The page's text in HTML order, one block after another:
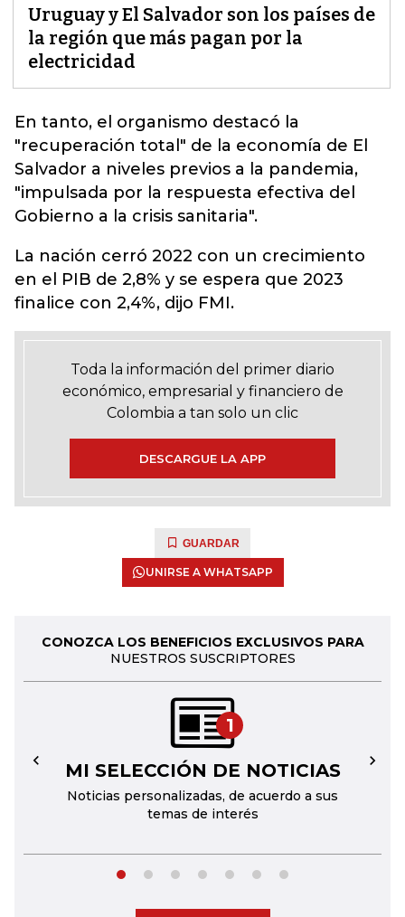
Uruguay y El Salvador son los países de
la región que más pagan por la
electricidad
En tanto, el organismo destacó la
"recuperación total" de la economía de El
Salvador a niveles previos a la pandemia,
"impulsada por la respuesta efectiva del
Gobierno a la crisis sanitaria".
La nación cerró 2022 con un crecimiento
en el PIB de 2,8% y se espera que 2023
finalice con 2,4%, dijo FMI.
Toda la información del primer diario
económico, empresarial y financiero de
Colombia a tan solo un clic
DESCARGUE LA APP
GUARDAR
UNIRSE A WHATSAPP
CONOZCA LOS BENEFICIOS EXCLUSIVOS PARA
NUESTROS SUSCRIPTORES
1
MI SELECCIÓN DE NOTICIAS
Noticias personalizadas, de acuerdo a sus
temas de interés
← →